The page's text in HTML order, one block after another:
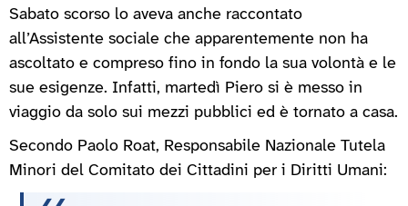
Sabato scorso lo aveva anche raccontato
all’Assistente sociale che apparentemente non ha
ascoltato e compreso fino in fondo la sua volontà e le
sue esigenze. Infatti, martedì Piero si è messo in
viaggio da solo sui mezzi pubblici ed è tornato a casa.
Secondo Paolo Roat, Responsabile Nazionale Tutela
Minori del Comitato dei Cittadini per i Diritti Umani: